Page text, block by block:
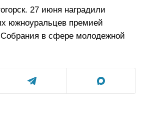
27 июня наградили
южноуральцев премией
Собрания в сфере молодежной